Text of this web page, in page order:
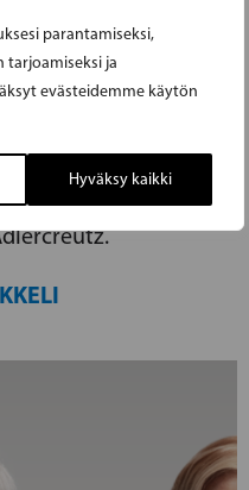
parantamiseksi,
tarjoamiseksi ja
evästeidemme käytön
Hyväksy kaikki
tänään
"Tämä on
ja Natolle",
edustanut